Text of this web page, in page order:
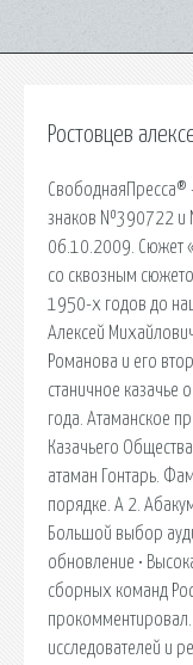
Ростовцев
СвободнаяПресса®
знаков №390722 и
06.10.2009. Сюжет
со сквозным
1950-х годов до
Алексей
Романова и его
станичное казачье
года. Атаманское
Казачьего
атаман Гонтарь.
порядке. А 2.
Большой выбор
обновление •
сборных команд
прокомментировал.
исследователей и